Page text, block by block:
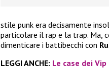
stile punk era decisamente
particolare il rap e la trap. Ma,
dimenticare i battibecchi con
LEGGI ANCHE: Le case dei